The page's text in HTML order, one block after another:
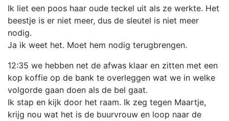
Ik liet een poos haar oude teckel uit als ze werkte. Het
beestje is er niet meer, dus de sleutel is niet meer
nodig.
Ja ik weet het. Moet hem nodig terugbrengen.
12:35 we hebben net de afwas klaar en zitten met een
kop koffie op de bank te overleggen wat we in welke
volgorde gaan doen als de bel gaat.
Ik stap en kijk door het raam. Ik zeg tegen Maartje,
krijg nou wat het is de buurvrouw en loop naar de